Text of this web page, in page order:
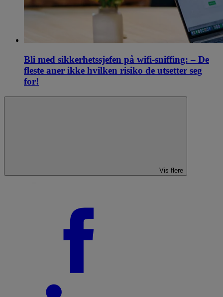
Bli med sikkerhetssjefen på wifi-sniffing: – De
fleste aner ikke hvilken risiko de utsetter seg
for!
Vis flere